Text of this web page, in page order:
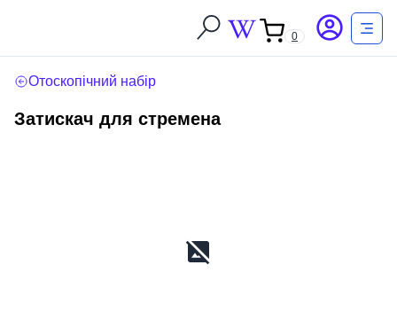
0
Отоскопічний набір
Затискач для стремена